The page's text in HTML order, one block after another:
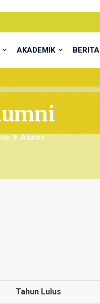
AKADEMIK BERITA
Alumni
Tahun Lulus